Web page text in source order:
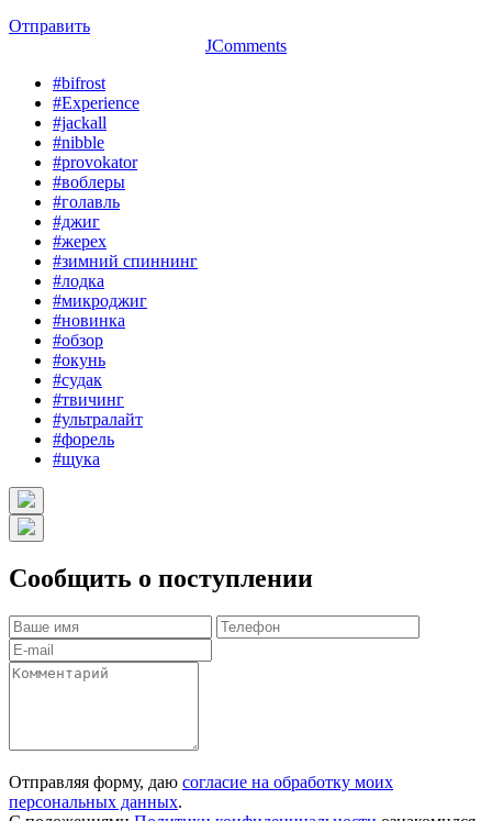
Отправить
JComments
#bifrost
#Experience
#jackall
#nibble
#provokator
#воблеры
#голавль
#джиг
#жерех
#зимний спиннинг
#лодка
#микроджиг
#новинка
#обзор
#окунь
#судак
#твичинг
#ультралайт
#форель
#щука
Сообщить о поступлении
Отправляя форму, даю согласие на обработку моих
персональных данных.